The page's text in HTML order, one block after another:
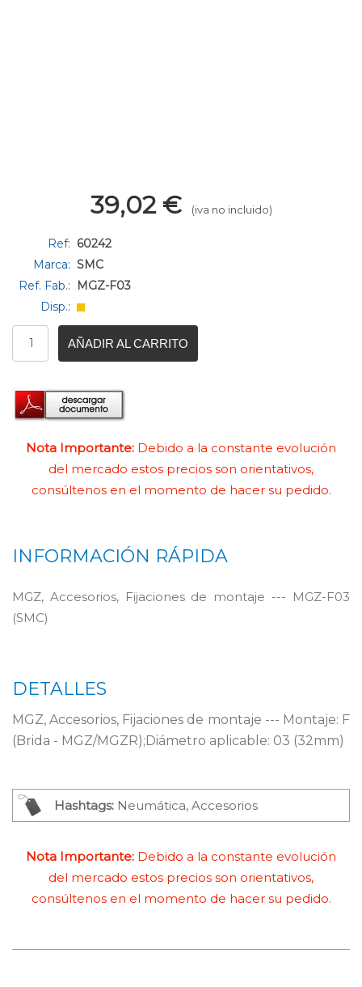
39,02 € (iva no incluido)
Ref: 60242
Marca: SMC
Ref. Fab.:
MGZ-F03
Disp.:
AÑADIR AL CARRITO
Nota Importante: Debido a la constante evolución
del mercado estos precios son orientativos,
consúltenos en el momento de hacer su pedido.
INFORMACIÓN RÁPIDA
MGZ, Accesorios, Fijaciones de montaje --- MGZ-F03
(SMC)
DETALLES
MGZ, Accesorios, Fijaciones de montaje --- Montaje: F
(Brida - MGZ/MGZR);Diámetro aplicable: 03 (32mm)
Hashtags: Neumática, Accesorios
Nota Importante: Debido a la constante evolución
del mercado estos precios son orientativos,
consúltenos en el momento de hacer su pedido.